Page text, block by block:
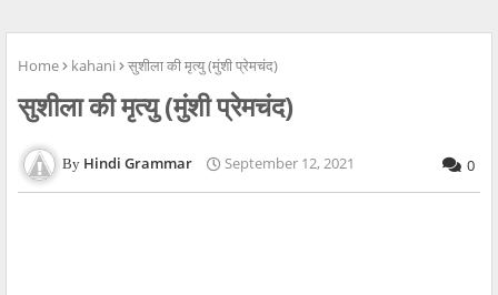
Home kahani सुशीला की मृत्यु (मुंशी प्रेमचंद)
सुशीला की मृत्यु (मुंशी प्रेमचंद)
Hindi Grammar September 12, 2021 0